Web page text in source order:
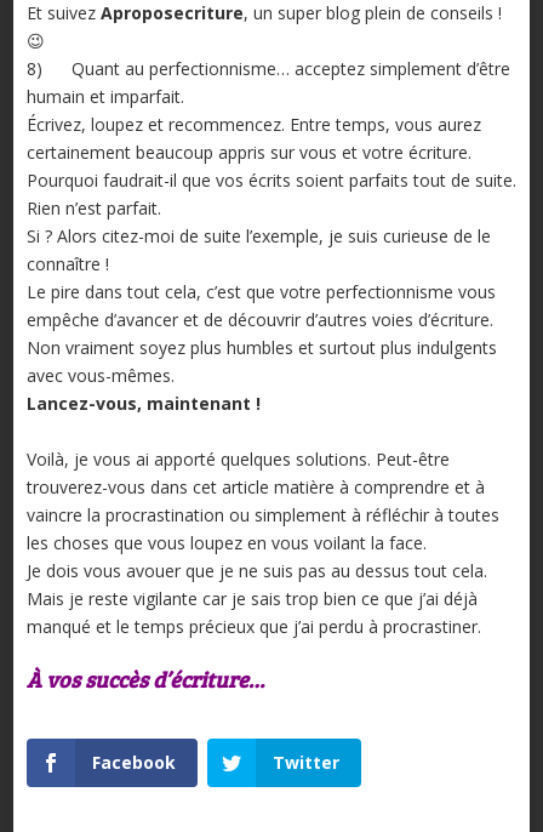
Et suivez Aproposecriture, un super blog plein de conseils !
😉
8) Quant au perfectionnisme… acceptez simplement d’être
humain et imparfait.
Écrivez, loupez et recommencez. Entre temps, vous aurez
certainement beaucoup appris sur vous et votre écriture.
Pourquoi faudrait-il que vos écrits soient parfaits tout de suite.
Rien n’est parfait.
Si ? Alors citez-moi de suite l’exemple, je suis curieuse de le
connaître !
Le pire dans tout cela, c’est que votre perfectionnisme vous
empêche d’avancer et de découvrir d’autres voies d’écriture.
Non vraiment soyez plus humbles et surtout plus indulgents
avec vous-mêmes.
Lancez-vous, maintenant !
Voilà, je vous ai apporté quelques solutions. Peut-être
trouverez-vous dans cet article matière à comprendre et à
vaincre la procrastination ou simplement à réfléchir à toutes
les choses que vous loupez en vous voilant la face.
Je dois vous avouer que je ne suis pas au dessus tout cela.
Mais je reste vigilante car je sais trop bien ce que j’ai déjà
manqué et le temps précieux que j’ai perdu à procrastiner.
À vos succès d’écriture…
Facebook Twitter